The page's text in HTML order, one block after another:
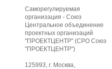
Саморегулируемая
организация - Союз
Центральное объединение
проектных организаций
"ПРОЕКТЦЕНТР" (СРО Союз
"ПРОЕКТЦЕНТР")
125993, г. Москва,